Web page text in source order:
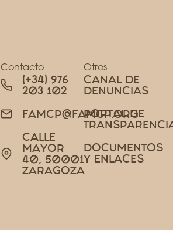
Contacto
(+34) 976
203 102
FAMCP@FAMCP.ORG
CALLE
MAYOR
40, 50001
ZARAGOZA
Otros
CANAL DE
DENUNCIAS
PORTAL DE
DOCUMENTOS
Y ENLACES